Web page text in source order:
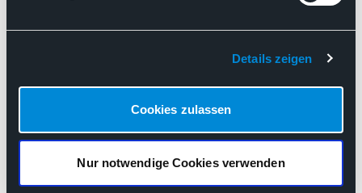
Details zeigen
Cookies zulassen
Nur notwendige Cookies verwenden
veröffentlicht Positionspapier
Künstliche Intelligenz / AI
Krankenhausreform
„Therapiesteuernd und kostendämpfend“ – BDP